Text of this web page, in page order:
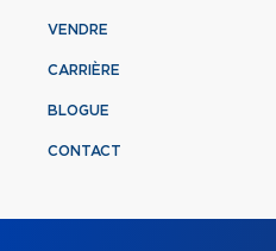
VENDRE
CARRIÈRE
BLOGUE
CONTACT